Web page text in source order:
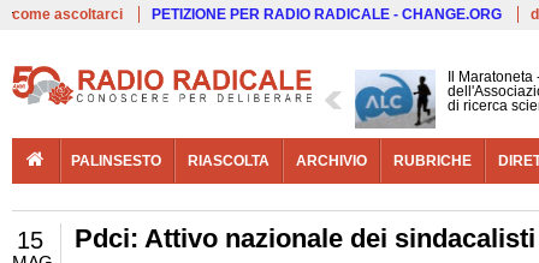
come ascoltarci PETIZIONE PER RADIO RADICALE - CHANGE.ORG
Il
di ricerca
PALINSESTO RIASCOLTA ARCHIVIO RUBRICHE
15 Pdci: Attivo nazionale dei